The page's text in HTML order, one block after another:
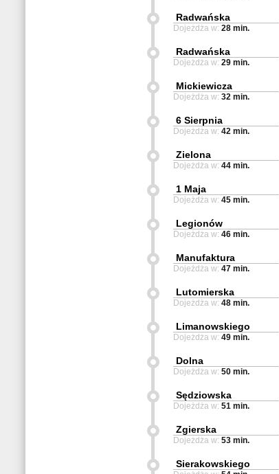
Radwańska
Dojeżdża w: 28 min.
Radwańska
Dojeżdża w: 29 min.
Mickiewicza
Dojeżdża w: 32 min.
6 Sierpnia
Dojeżdża w: 42 min.
Zielona
Dojeżdża w: 44 min.
1 Maja
Dojeżdża w: 45 min.
Legionów
Dojeżdża w: 46 min.
Manufaktura
Dojeżdża w: 47 min.
Lutomierska
Dojeżdża w: 48 min.
Limanowskiego
Dojeżdża w: 49 min.
Dolna
Dojeżdża w: 50 min.
Sędziowska
Dojeżdża w: 51 min.
Zgierska
Dojeżdża w: 53 min.
Sierakowskiego